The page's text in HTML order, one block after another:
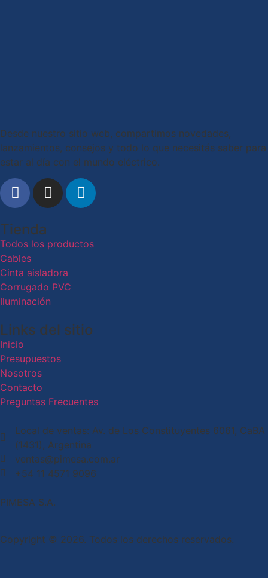
Desde nuestro sitio web, compartimos novedades,
lanzamientos, consejos y todo lo que necesitás saber para
estar al día con el mundo eléctrico.
Tienda
Todos los productos
Cables
Cinta aisladora
Corrugado PVC
Iluminación
Links del sitio
Inicio
Presupuestos
Nosotros
Contacto
Preguntas Frecuentes
Local de ventas: Av. de Los Constituyentes 6061, CaBA
(1431), Argentina
ventas@pimesa.com.ar
+54 11 4571 9096
PIMESA S.A.
Copyright © 2026. Todos los derechos reservados.